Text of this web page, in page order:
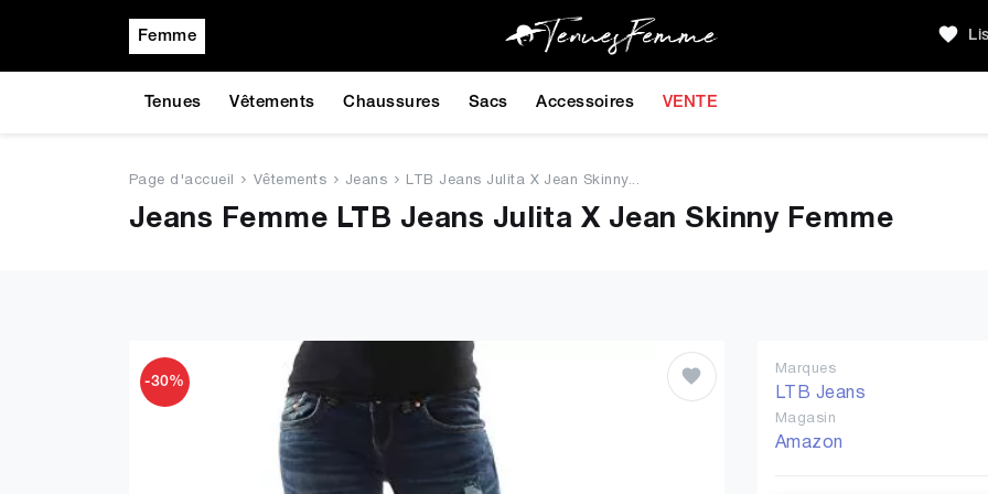
Femme
Tenues Vêtements Chaussures Sacs Accessoires VENTE
Page d'accueil Vêtements Jeans LTB Jeans Julita X Jean Skinny...
Jeans Femme LTB Jeans Julita X Jean Skinny Femme
-30%
Marques
LTB Jeans
Magasin
Amazon